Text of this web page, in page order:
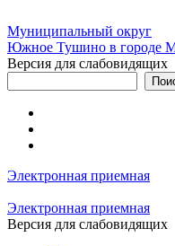
Муниципальный округ
Южное Тушино в городе
Версия для слабовидящих
Электронная приемная
Электронная приемная
Версия для слабовидящих